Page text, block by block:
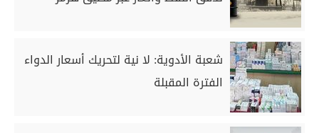
شعبة الأدوية: لا نية لتحريك أسعار الدواء
الفترة المقبلة